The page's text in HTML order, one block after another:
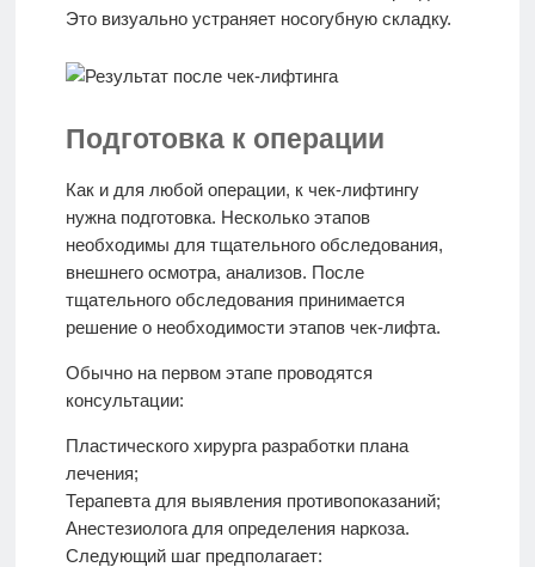
Это визуально устраняет носогубную складку.
Подготовка к операции
Как и для любой операции, к чек-лифтингу
нужна подготовка. Несколько этапов
необходимы для тщательного обследования,
внешнего осмотра, анализов. После
тщательного обследования принимается
решение о необходимости этапов чек-лифта.
Обычно на первом этапе проводятся
консультации:
Пластического хирурга разработки плана
лечения;
Терапевта для выявления противопоказаний;
Анестезиолога для определения наркоза.
Следующий шаг предполагает: